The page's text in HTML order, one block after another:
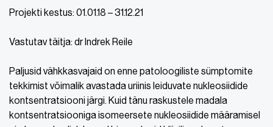
Projekti kestus: 01.01.18 – 31.12.21
Vastutav täitja: dr Indrek Reile
Paljusid vähkkasvajaid on enne patoloogiliste sümptomite
tekkimist võimalik avastada uriinis leiduvate nukleosiidide
kontsentratsiooni järgi. Kuid tänu raskustele madala
kontsentratsiooniga isomeersete nukleosiidide määramisel